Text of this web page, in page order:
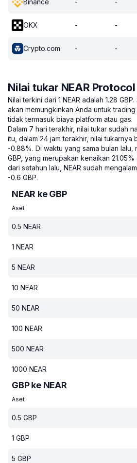
Binance - -
OKX - -
Crypto.com - -
Nilai tukar NEAR
Nilai terkini dari 1 NEAR adalah 1.28 GBP.
akan memungkinkan Anda untuk trading
tidak termasuk biaya platform atau gas.
Dalam 7 hari terakhir, nilai tukar sudah
itu, dalam 24 jam terakhir, nilai tukarnya
-0.88%. Di waktu yang sama bulan lalu,
GBP, yang merupakan kenaikan 21.05%
dari setahun lalu, NEAR sudah
-0.6 GBP.
NEAR ke GBP
Aset
0.5 NEAR
1 NEAR
5 NEAR
10 NEAR
50 NEAR
100 NEAR
500 NEAR
1000 NEAR
GBP ke NEAR
Aset
0.5 GBP
1 GBP
5 GBP